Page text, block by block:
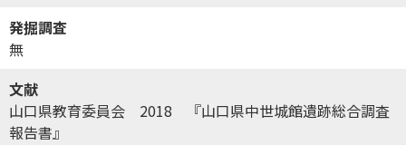
発掘調査
無
文献
山口県教育委員会 2018 『山口県中世城館遺跡総合調査
報告書』